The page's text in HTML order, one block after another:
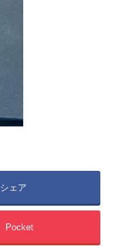
シェア
Pocket